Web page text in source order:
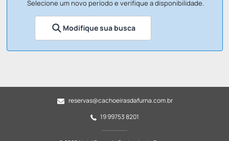
Selecione um novo período e verifique a disponibilidade.
Modifique sua busca
reservas@cachoeirasdafurna.com.br
19 99753 8201